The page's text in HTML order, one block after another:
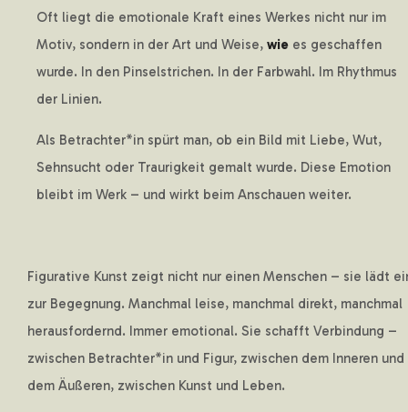
Oft liegt die emotionale Kraft eines Werkes nicht nur im
Motiv, sondern in der Art und Weise, wie es geschaffen
wurde. In den Pinselstrichen. In der Farbwahl. Im Rhythmus
der Linien.
Als Betrachter*in spürt man, ob ein Bild mit Liebe, Wut,
Sehnsucht oder Traurigkeit gemalt wurde. Diese Emotion
bleibt im Werk – und wirkt beim Anschauen weiter.
Figurative Kunst zeigt nicht nur einen Menschen – sie lädt
zur Begegnung. Manchmal leise, manchmal direkt, manchmal
herausfordernd. Immer emotional. Sie schafft Verbindung –
zwischen Betrachter*in und Figur, zwischen dem Inneren und
dem Äußeren, zwischen Kunst und Leben.